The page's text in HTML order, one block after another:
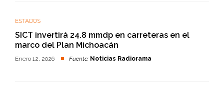
ESTADOS
SICT invertirá 24.8 mmdp en carreteras en el
marco del Plan Michoacán
Enero 12, 2026 Fuente: Noticias Radiorama